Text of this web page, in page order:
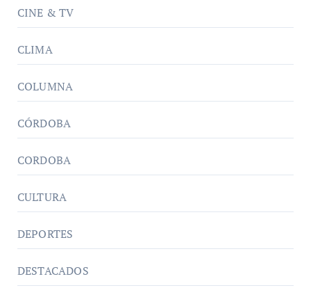
CINE & TV
CLIMA
COLUMNA
CÓRDOBA
CORDOBA
CULTURA
DEPORTES
DESTACADOS